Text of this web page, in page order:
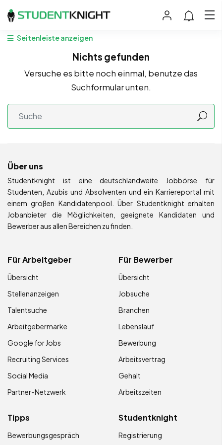
Seitenleiste anzeigen
Nichts gefunden
Versuche es bitte noch einmal, benutze das
Suchformular unten.
Über uns
Studentknight ist eine deutschlandweite Jobbörse für
Studenten, Azubis und Absolventen und ein Karriereportal mit
einem großen Kandidatenpool. Über Studentknight erhalten
Jobanbieter die Möglichkeiten, geeignete Kandidaten und
Bewerber aus allen Bereichen zu finden.
Für Arbeitgeber
Übersicht
Stellenanzeigen
Talentsuche
Arbeitgebermarke
Google for Jobs
Recruiting Services
Social Media
Partner-Netzwerk
Für Bewerber
Übersicht
Jobsuche
Branchen
Lebenslauf
Bewerbung
Arbeitsvertrag
Gehalt
Arbeitszeiten
Tipps
Bewerbungsgespräch
Studentknight
Registrierung